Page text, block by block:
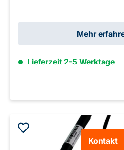
Mehr
Lieferzeit 2-5 Werktage
Kontakt